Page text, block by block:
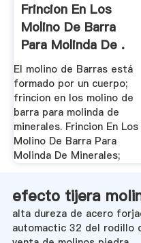
Frincion En Los
Molino De Barra
Para Molinda De .
El molino de Barras está
formado por un cuerpo;
frincion en los molino de
barra para molinda de
minerales. Frincion En Los
Molino De Barra Para
Molinda De Minerales;
efecto tijera
alta dureza de acero
automactic 32 del rodillo